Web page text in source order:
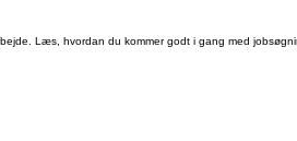
Læs, hvordan du kommer godt i gang med